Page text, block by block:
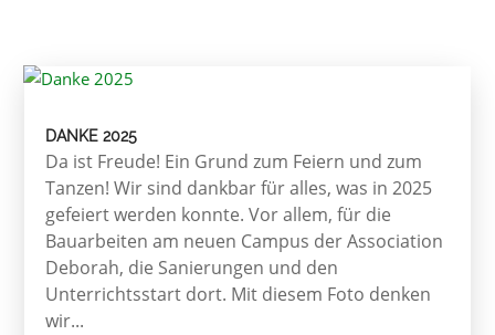
DANKE 2025
Da ist Freude! Ein Grund zum Feiern und zum
Tanzen! Wir sind dankbar für alles, was in 2025
gefeiert werden konnte. Vor allem, für die
Bauarbeiten am neuen Campus der Association
Deborah, die Sanierungen und den
Unterrichtsstart dort. Mit diesem Foto denken
wir...